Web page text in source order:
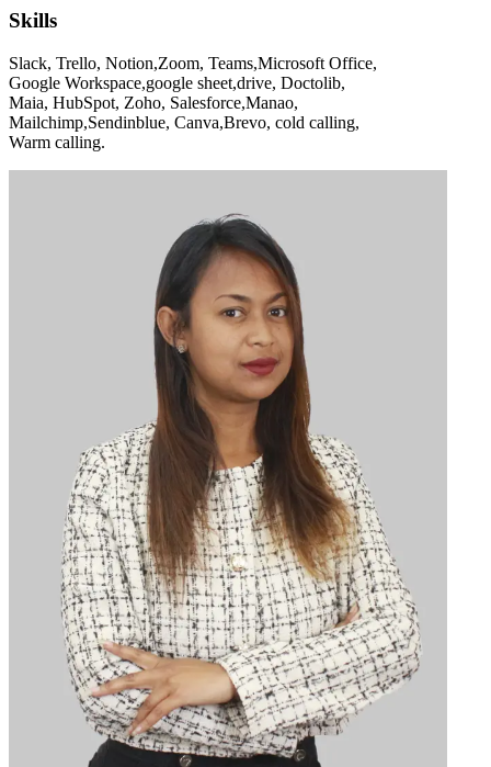
Skills
Slack, Trello, Notion,Zoom, Teams,Microsoft Office,
Google Workspace,google sheet,drive, Doctolib,
Maia, HubSpot, Zoho, Salesforce,Manao,
Mailchimp,Sendinblue, Canva,Brevo, cold calling,
Warm calling.